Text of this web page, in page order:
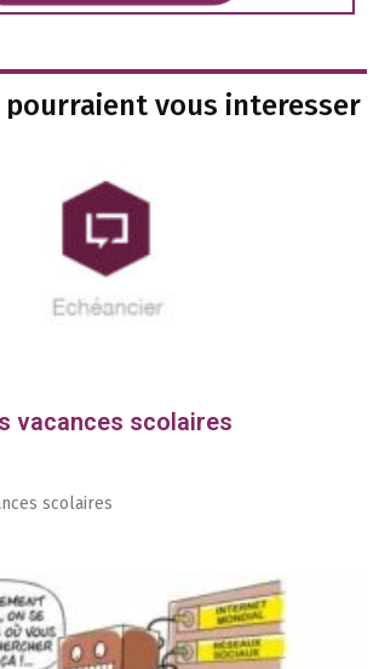
vous interesser
vacances scolaires
scolaires